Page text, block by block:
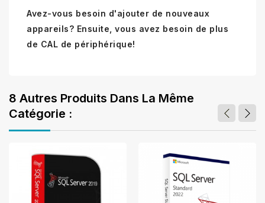
Avez-vous besoin d'ajouter de nouveaux
appareils? Ensuite, vous avez besoin de plus
de CAL de périphérique!
8 Autres Produits Dans La Même
Catégorie :